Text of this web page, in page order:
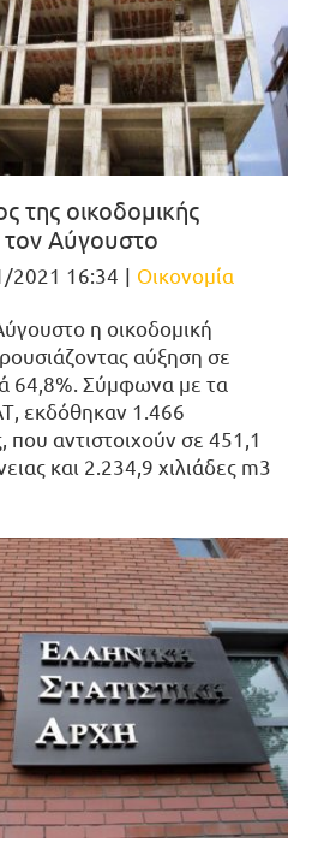
της οικοδομικής
τον Αύγουστο
2021 16:34 | Οικονομία
η οικοδομική
αύξηση σε
64,8%. Σύμφωνα με τα
εκδόθηκαν 1.466
που αντιστοιχούν σε 451,1
και 2.234,9 χιλιάδες m3